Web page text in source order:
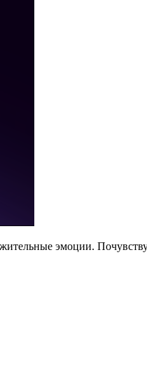
эмоции.